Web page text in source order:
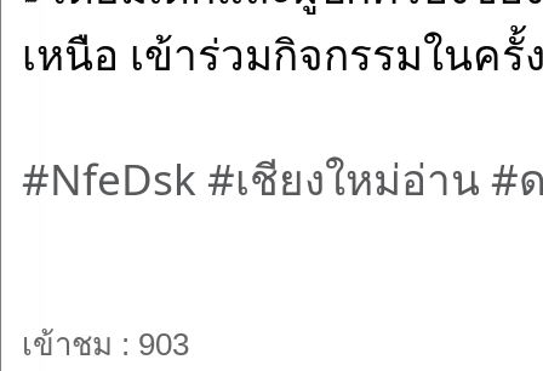
เหนือ เข้าร่วมกิจกรรมในครั้
#NfeDsk #เชียงใหม่อ่าน #
เข้าชม : 903